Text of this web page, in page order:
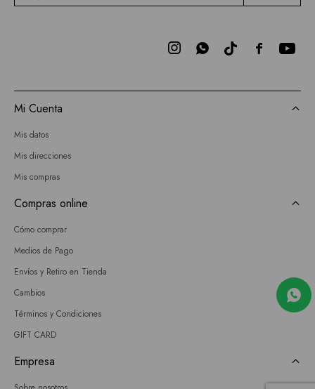

 
Mi Cuenta
Mis datos
Mis direcciones
Mis compras
Compras online
Cómo comprar
Medios de Pago
Envíos y Retiro en Tienda
Cambios
Términos y Condiciones
GIFT CARD
Empresa